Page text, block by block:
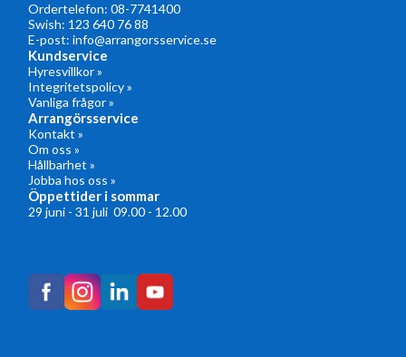
Ordertelefon: 08-7741400
Swish: 123 640 76 88
E-post: info@arrangorsservice.se
Kundservice
Hyresvillkor »
Integritetspolicy »
Vanliga frågor »
Arrangörsservice
Kontakt »
Om oss »
Hållbarhet »
Jobba hos oss »
Öppettider i sommar
29 juni - 31 juli 09.00 - 12.00